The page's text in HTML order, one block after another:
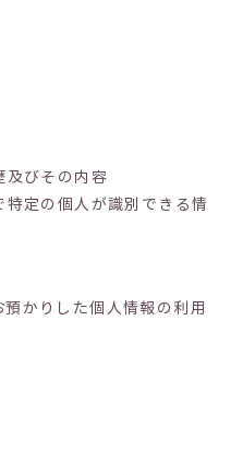
びその内容
定の個人が識別できる情
かりした個人情報の利用